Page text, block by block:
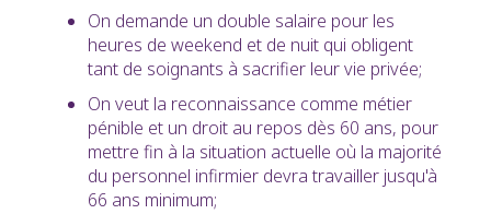
On demande un double salaire pour les
heures de weekend et de nuit qui obligent
tant de soignants à sacrifier leur vie privée;
On veut la reconnaissance comme métier
pénible et un droit au repos dès 60 ans, pour
mettre fin à la situation actuelle où la majorité
du personnel infirmier devra travailler jusqu'à
66 ans minimum;